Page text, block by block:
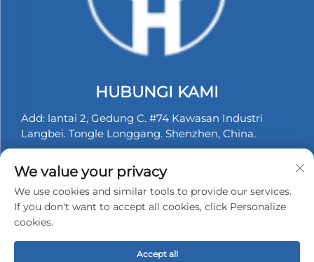
HUBUNGI KAMI
Add: lantai 2, Gedung C. #74 Kawasan Industri
Langbei. Tongle Longgang. Shenzhen, China.
E-Mail:[email protected]
Hak cipta © 2025 Shenzhen Hongyu Silicone Products
We value your privacy
We use cookies and similar tools to provide our services.
If you don't want to accept all cookies, click Personalize
cookies.
Accept all